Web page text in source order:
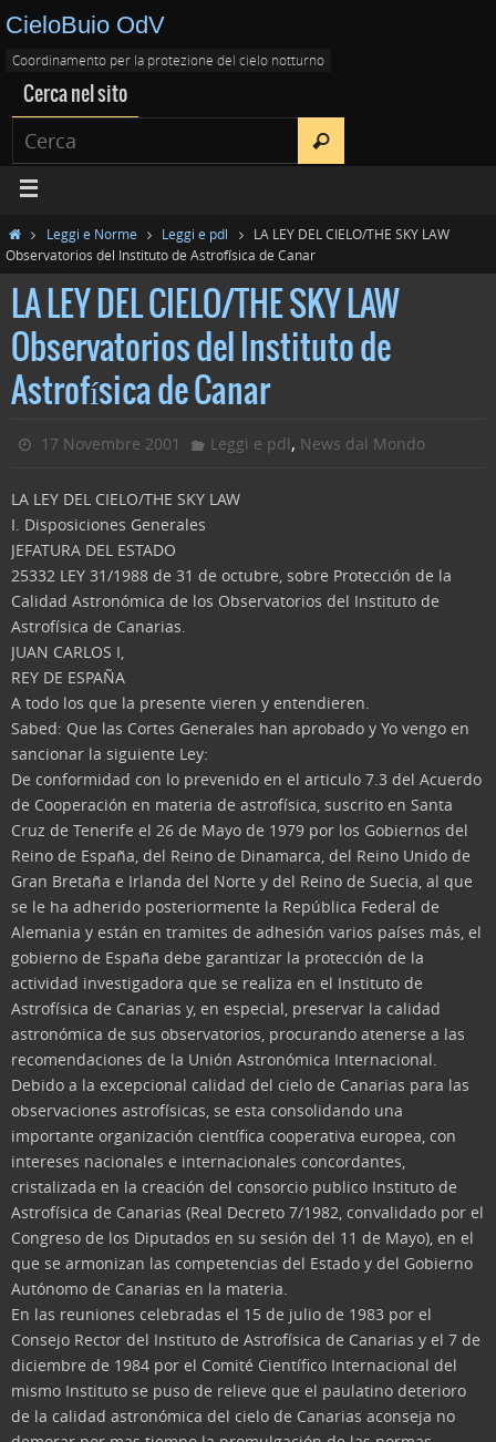
CieloBuio OdV
Coordinamento per la protezione del cielo notturno
Cerca nel sito
Leggi e Norme Leggi e pdl
LA LEY DEL CIELO/THE SKY LAW
Observatorios del Instituto de Astrofísica de Canar
LA LEY DEL CIELO/THE SKY LAW
Observatorios del Instituto de
Astrofísica de Canar
17 Novembre 2001 Leggi e pdl, News dal Mondo
LA LEY DEL CIELO/THE SKY LAW
I. Disposiciones Generales
JEFATURA DEL ESTADO
25332 LEY 31/1988 de 31 de octubre, sobre Protección de la
Calidad Astronómica de los Observatorios del Instituto de
Astrofísica de Canarias.
JUAN CARLOS I,
REY DE ESPAÑA
A todo los que la presente vieren y entendieren.
Sabed: Que las Cortes Generales han aprobado y Yo vengo en
sancionar la siguiente Ley:
De conformidad con lo prevenido en el articulo 7.3 del Acuerdo
de Cooperación en materia de astrofísica, suscrito en Santa
Cruz de Tenerife el 26 de Mayo de 1979 por los Gobiernos del
Reino de España, del Reino de Dinamarca, del Reino Unido de
Gran Bretaña e Irlanda del Norte y del Reino de Suecia, al que
se le ha adherido posteriormente la República Federal de
Alemania y están en tramites de adhesión varios países más, el
gobierno de España debe garantizar la protección de la
actividad investigadora que se realiza en el Instituto de
Astrofísica de Canarias y, en especial, preservar la calidad
astronómica de sus observatorios, procurando atenerse a las
recomendaciones de la Unión Astronómica Internacional.
Debido a la excepcional calidad del cielo de Canarias para las
observaciones astrofísicas, se esta consolidando una
importante organización científica cooperativa europea, con
intereses nacionales e internacionales concordantes,
cristalizada en la creación del consorcio publico Instituto de
Astrofísica de Canarias (Real Decreto 7/1982, convalidado por el
Congreso de los Diputados en su sesión del 11 de Mayo), en el
que se armonizan las competencias del Estado y del Gobierno
Autónomo de Canarias en la materia.
En las reuniones celebradas el 15 de julio de 1983 por el
Consejo Rector del Instituto de Astrofísica de Canarias y el 7 de
diciembre de 1984 por el Comité Científico Internacional del
mismo Instituto se puso de relieve que el paulatino deterioro
de la calidad astronómica del cielo de Canarias aconseja no